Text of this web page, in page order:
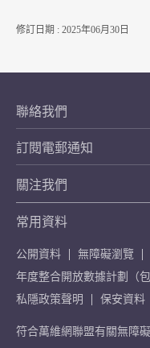
修訂日期 : 2025年06月30日
聯絡我們
訂閱電郵通知
關注我們
常用資料
公開資料
無障礙瀏覽
年度整合開放數據計劃（
私隱政策聲明
保安資料
符合萬維網聯盟有關無障